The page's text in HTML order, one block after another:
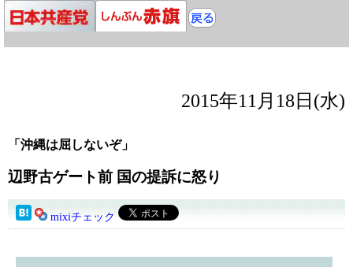
2015年11月18日(水)
「沖縄は屈しないぞ」
辺野古ゲート前 国の提訴に怒り
mixiチェック